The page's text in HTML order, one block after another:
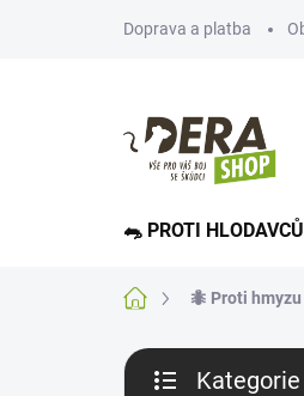
Doprava a platba
🐀 PROTI
Domů 🐜 Proti hmyzu
P
Kategorie